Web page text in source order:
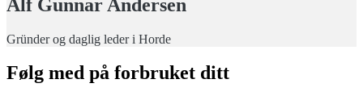
Alf Gunnar Andersen
Gründer og daglig leder i Horde
Følg med på forbruket ditt